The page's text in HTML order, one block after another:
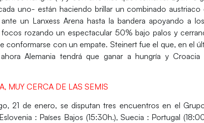
uno- están haciendo brillar un combinado
ante un Lanxess Arena hasta la bandera apoyando a
focos rozando un espectacular 50% bajo palos y
conformarse con un empate. Steinert fue el que, en el
Alemania tendrá que ganar a hungría y
MUY CERCA DE LAS SEMIS
21 de enero, se disputan tres encuentros en el
: Países Bajos (15:30h.), Suecia : Portugal